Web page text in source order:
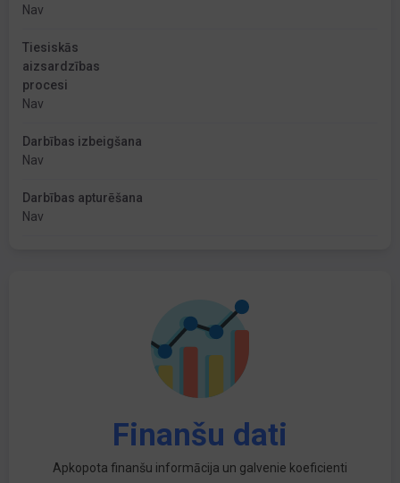
Nav
Tiesiskās
aizsardzības
procesi
Nav
Darbības izbeigšana
Nav
Darbības apturēšana
Nav
Finanšu dati
Apkopota finanšu informācija un galvenie koeficienti